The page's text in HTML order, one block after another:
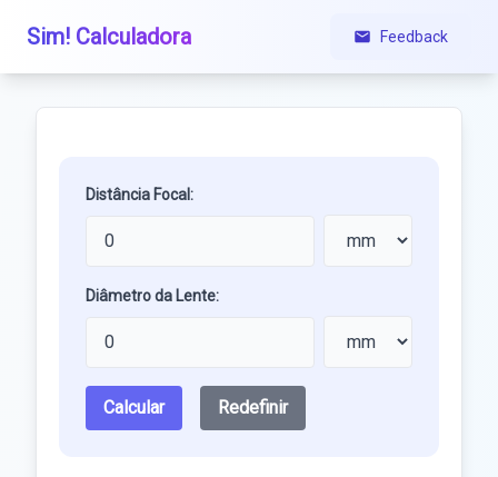
Sim! Calculadora Feedback
Distância Focal:
Diâmetro da Lente:
Calcular Redefinir